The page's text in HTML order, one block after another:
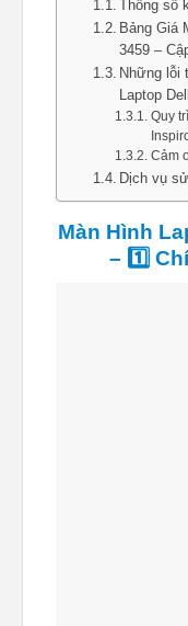
Thông số
Bảng Giá
3459 –
Những lỗi
Laptop
Quy
Cảm
Dịch vụ
Màn Hình
– 1️⃣